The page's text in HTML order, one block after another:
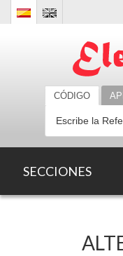
CÓDIGO
SECCIONES